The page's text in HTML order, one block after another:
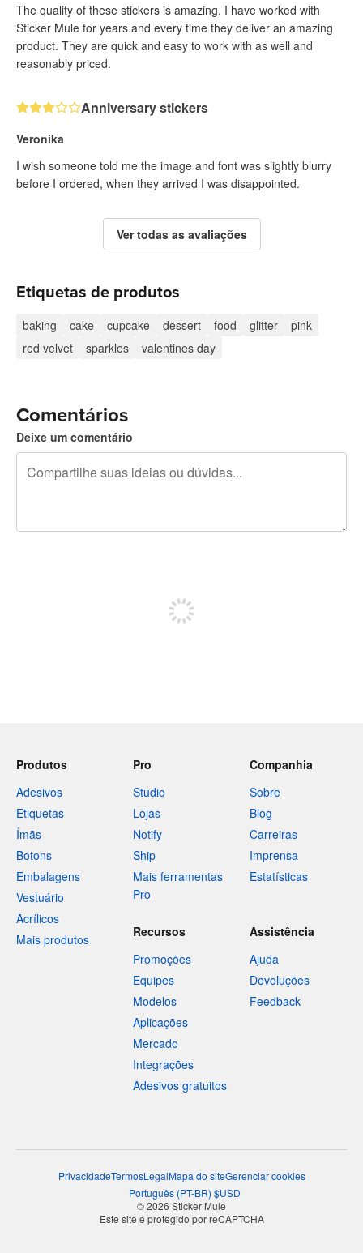
The quality of these stickers is amazing. I have worked with
Sticker Mule for years and every time they deliver an amazing
product. They are quick and easy to work with as well and
reasonably priced.
Anniversary stickers
Veronika
I wish someone told me the image and font was slightly blurry
before I ordered, when they arrived I was disappointed.
Ver todas as avaliações
Etiquetas de produtos
baking cake cupcake dessert food glitter
pink
red velvet
sparkles valentines day
Comentários
Deixe um comentário
Produtos
Adesivos
Etiquetas
Ímãs
Botons
Embalagens
Vestuário
Acrílicos
Mais produtos
Pro
Studio
Lojas
Notify
Ship
Mais ferramentas
Pro
Companhia
Sobre
Blog
Carreiras
Imprensa
Estatísticas
Recursos
Promoções
Equipes
Modelos
Aplicações
Mercado
Integrações
Adesivos gratuitos
Assistência
Ajuda
Devoluções
Feedback
PrivacidadeTermosLegalMapa do siteGerenciar cookies
Português (PT-BR) $USD
© 2026 Sticker Mule
Este site é protegido por reCAPTCHA